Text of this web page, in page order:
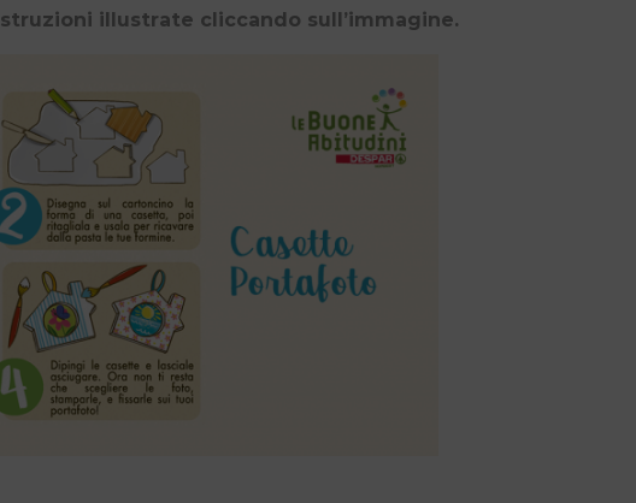
illustrate cliccando sull’immagine.